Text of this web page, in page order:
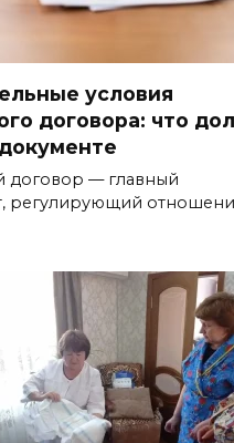
условия
договора: что
договор — главный
регулирующий